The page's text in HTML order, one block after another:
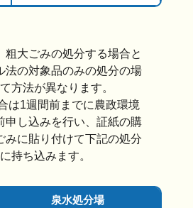
大ごみの処分する場合と
法の対象品のみの処分の場
方法が異なります。
は1週間前までに農政環境
申し込みを行い、証紙の購
みに貼り付けて下記の処分
持ち込みます。
泉水処分場